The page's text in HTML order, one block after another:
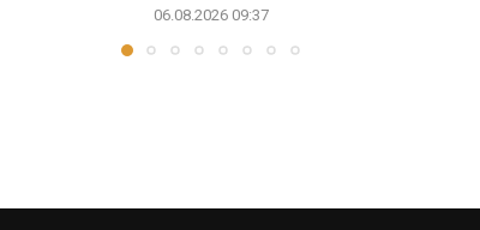
06.08.2026 09:37